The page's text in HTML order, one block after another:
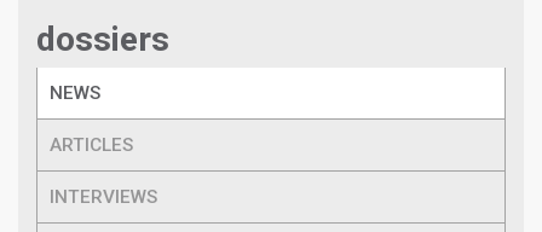
dossiers
NEWS
ARTICLES
INTERVIEWS